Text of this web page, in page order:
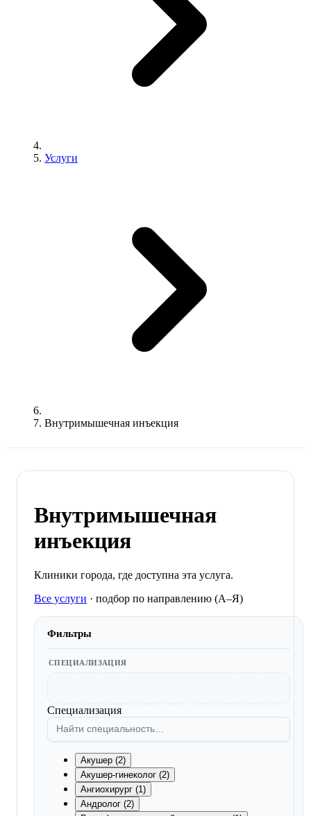
Услуги
Внутримышечная инъекция
Внутримышечная
инъекция
Клиники города, где доступна эта услуга.
Все услуги · подбор по направлению (A–Я)
Фильтры
СПЕЦИАЛИЗАЦИЯ
Специализация
Акушер (2)
Акушер-гинеколог (2)
Ангиохирург (1)
Андролог (2)